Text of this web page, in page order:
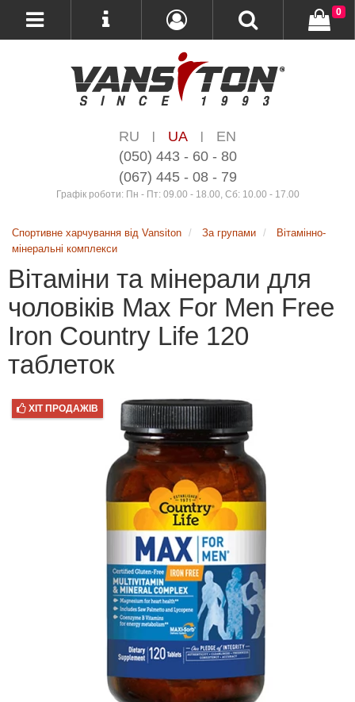
RU | UA |
EN
(050) 443 - 60 - 80
(067) 445 - 08 - 79
Графік роботи: Пн - Пт: 09.00 - 18.00, Сб: 10.00 - 17.00
0
Спортивне харчування від Vansiton За групами
Вітамінно-
мінеральні комплекси
Вітаміни та мінерали для
чоловіків Max For Men Free
Iron Country Life 120
таблеток
ХІТ ПРОДАЖІВ